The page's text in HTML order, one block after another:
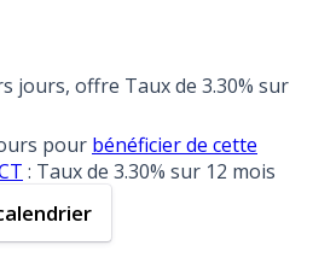
jours, offre Taux de 3.30% sur
pour bénéficier de cette
: Taux de 3.30% sur 12 mois